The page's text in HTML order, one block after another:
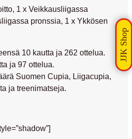
1 x Veikkausliigassa
pronssia, 1 x Ykkösen
10 kautta ja 262 ottelua.
ja 97 ottelua.
Suomen Cupia, Liigacupia,
ja treenimatseja.